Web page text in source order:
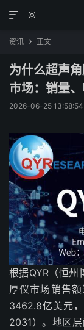


资讯  正文
为什么超声
市场：销量
2026-06-25 13:58:54
根据QYR（恒
厚仪市场销售
3462.8亿美元
2031）。地区